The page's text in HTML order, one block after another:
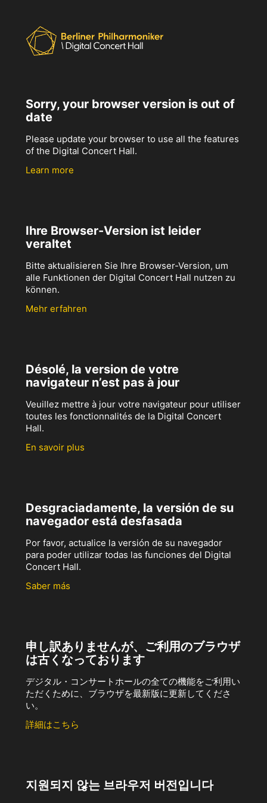
Sorry, your browser version is out of
date
Please update your browser to use all the features
of the Digital Concert Hall.
Learn more
Ihre Browser-Version ist leider
veraltet
Bitte aktualisieren Sie Ihre Browser-Version, um
alle Funktionen der Digital Concert Hall nutzen zu
können.
Mehr erfahren
Désolé, la version de votre
navigateur n’est pas à jour
Veuillez mettre à jour votre navigateur pour utiliser
toutes les fonctionnalités de la Digital Concert
Hall.
En savoir plus
Desgraciadamente, la versión de su
navegador está desfasada
Por favor, actualice la versión de su navegador
para poder utilizar todas las funciones del Digital
Concert Hall.
Saber más
申し訳ありませんが、ご利用のブラウザ
は古くなっております
デジタル・コンサートホールの全ての機能をご利用い
ただくために、ブラウザを最新版に更新してくださ
い。
詳細はこちら
지원되지 않는 브라우저 버전입니다